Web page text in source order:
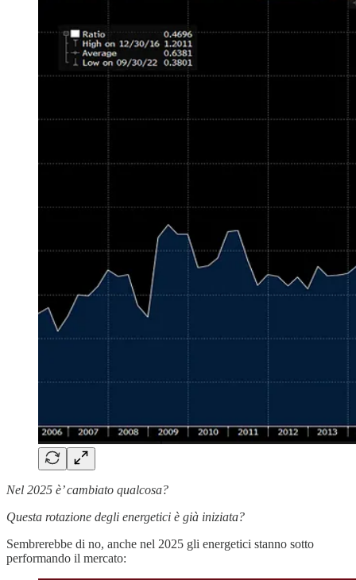
Nel 2025 è’ cambiato qualcosa?
Questa rotazione degli energetici è già iniziata?
Sembrerebbe di no, anche nel 2025 gli energetici stanno sotto
performando il mercato: